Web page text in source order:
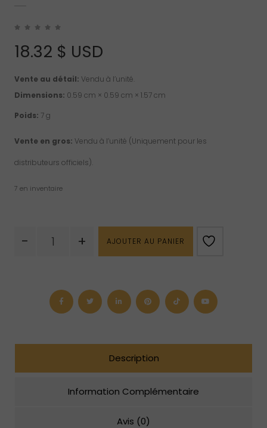
18.32 $ USD
Vente au détail: Vendu à l’unité.
Dimensions: 0.59 cm × 0.59 cm × 1.57 cm
Poids: 7 g
Vente en gros: Vendu à l’unité (Uniquement pour les
distributeurs officiels).
7 en inventaire
-
de
+ AJOUTER AU PANIER
Description
Information Complémentaire
Avis (0)